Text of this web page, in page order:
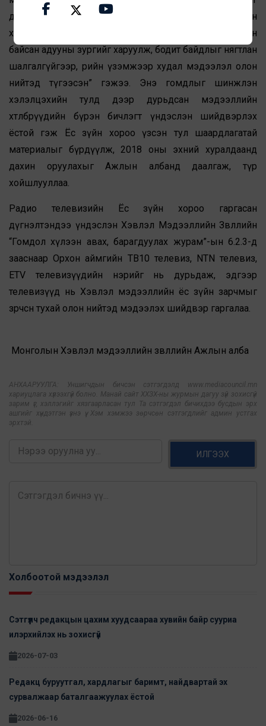
давталттайгаар олон удаа гаргаж, Эмээлт захын
хашаанд эмнэлэгийн тусламж үзүүлэхээр буулгасан
байсан адууны зургийг харуулж, бодит байдлыг нягтлан
шалгалгүйгээр, өөрийн үзэмжээр худал мэдээлэл олон
нийтэд түгээсэн” гэжээ. Энэ гомдлыг шинжлэн
хэлэлцэхийн тулд дээр дурьдсан мэдээллийн
хөтөлбөрүүдийн бүрэн бичлэгт үндэслэн шийдвэрлэх
ёстой гэж Ёс зүйн хороо үзсэн тул шаардлагатай
материалыг бүрдүүлж, 2018 оны эхний хуралдаанд
дахин оруулахыг Ажлын албанд даалгаж, түр
хойшлууллаа.
Радио телевизийн Ёс зүйн хороо гаргасан
дүгнэлтэндээ үндэслэн Хэвлэл Мэдээллийн Зөвлөлийн
“Гомдол хүлээн авах, барагдуулах журам”-ын 6.2.3-д
зааснаар Орхон аймгийн ТВ10 телевиз, NTN телевиз,
ETV телевизүүдийн нэрийг нь дурьдаж, эдгээр
телевизүүд нь Хэвлэл мэдээллийн ёс зүйн зарчмыг
зөрчсөн тухай олон нийтэд мэдээлэх шийдвэр гаргалаа.
Монголын Хэвлэл мэдээллийн зөвлөлийн Ажлын алба
АНХААРУУЛГА: Уншигчдын бичсэн сэтгэгдэлд www.mediacouncil.mn
хариуцлага хүлээхгүй болно. Манай сайт ХХЗХ-ны журмын дагуу зүй зохисгүй
зарим үг, хэллэгийг хязгаарласан тул Та сэтгэгдэл бичихдээ бусдын эрх
ашгийг хүндэтгэн үзнэ үү. Хэм хэмжээ зөрчсөн сэтгэгдлийг админ устгах
эрхтэй.
ИЛГЭЭХ
Холбоотой мэдээлэл
Сэтгүүлч редакцын цахим хуудсаараа хувийн байр сууриа
илэрхийлэх нь зохисгүй
2026-07-03
Редакц буруутгал, хардлагыг баримт, найдвартай эх
сурвалжаар баталгаажуулах ёстой
2026-06-16